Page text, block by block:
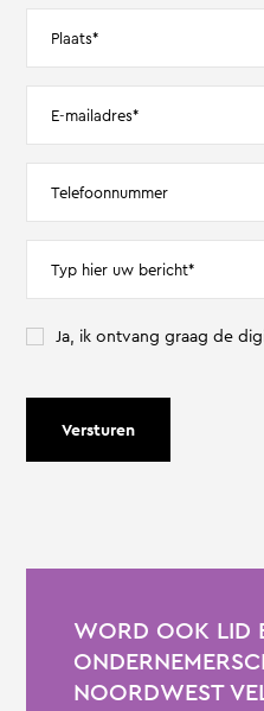
Ja, ik ontvang graag de
Versturen
WORD OOK LID
NOORDWEST